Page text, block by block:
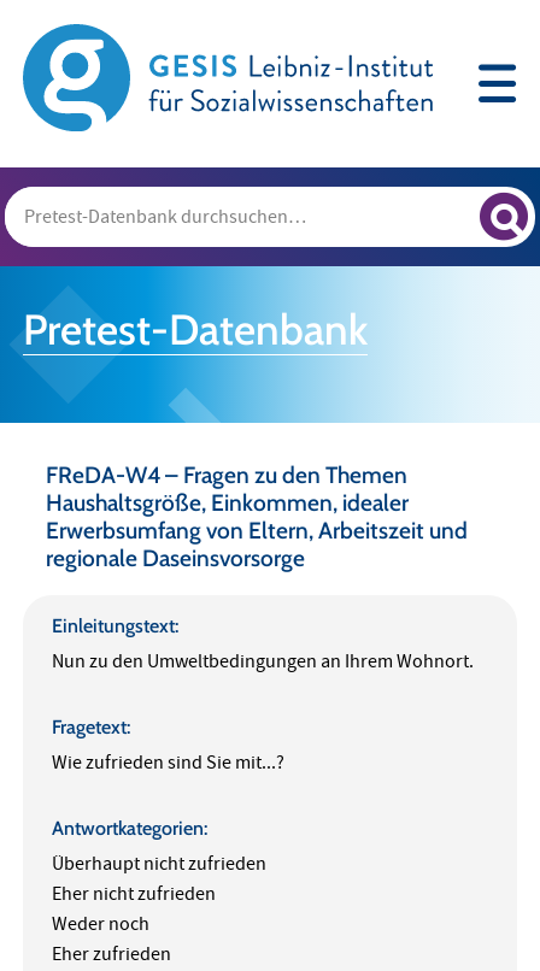
Pretest-Datenbank
FReDA-W4 – Fragen zu den Themen
Haushaltsgröße, Einkommen, idealer
Erwerbsumfang von Eltern, Arbeitszeit und
regionale Daseinsvorsorge
Einleitungstext:
Nun zu den Umweltbedingungen an Ihrem Wohnort.
Fragetext:
Wie zufrieden sind Sie mit...?
Antwortkategorien:
Überhaupt nicht zufrieden
Eher nicht zufrieden
Weder noch
Eher zufrieden